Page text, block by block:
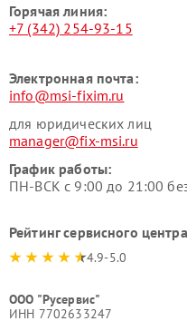
Горячая линия:
+7 (342) 254-93-15
Электронная почта:
info@msi-fixim.ru
для юридических лиц
manager@fix-msi.ru
График работы:
ПН-ВСК с 9:00 до 21:00
Рейтинг сервисного центра
4.9-5.0
ООО "Русервис"
ИНН 7702633247